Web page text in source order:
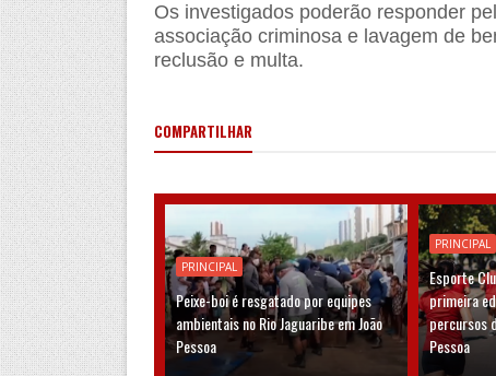
Os investigados poderão responder
associação criminosa e lavagem de
reclusão e multa.
COMPARTILHAR
PRINCIPAL
Peixe-boi é resgatado por equipes
ambientais no Rio Jaguaribe em João
Pessoa
PRINCIPAL
Esporte
primeira
percursos
Pessoa